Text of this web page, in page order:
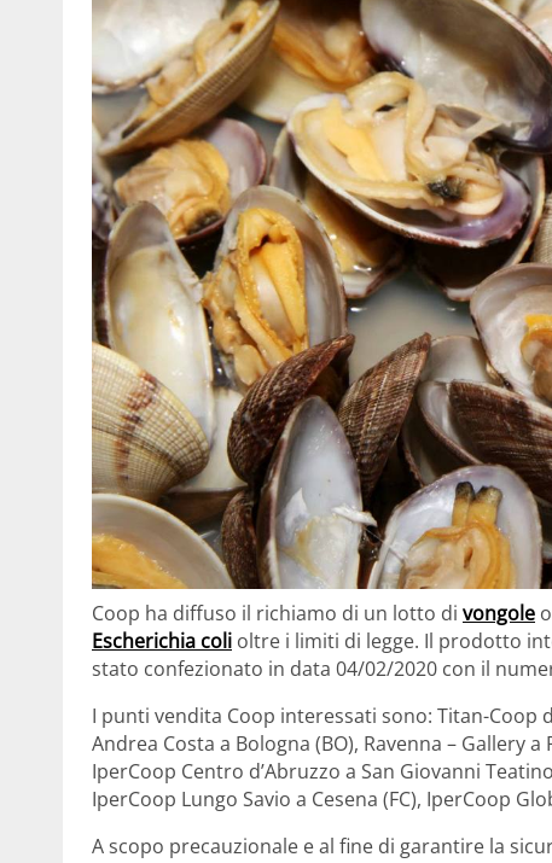
Coop ha diffuso il richiamo di un lotto di vongole
Escherichia coli oltre i limiti di legge. Il prodotto
stato confezionato in data 04/02/2020 con il
I punti vendita Coop interessati sono: Titan-Coop
Andrea Costa a Bologna (BO), Ravenna – Gallery
IperCoop Centro d’Abruzzo a San Giovanni
IperCoop Lungo Savio a Cesena (FC), IperCoop
A scopo precauzionale e al fine di garantire la